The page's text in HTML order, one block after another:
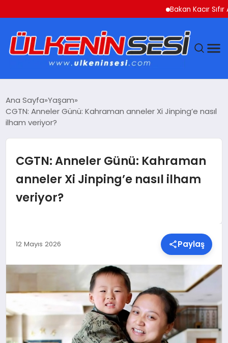
Bakan Kacır Sıfır Atık
EKONOMI
SAĞLIK
MALATYA HABERLERI
Ana Sayfa Yaşam
CGTN: Anneler Günü: Kahraman anneler Xi Jinping’e nasıl
ilham veriyor?
CGTN: Anneler Günü: Kahraman
anneler Xi Jinping’e nasıl ilham
veriyor?
12 Mayıs 2026 Paylaş